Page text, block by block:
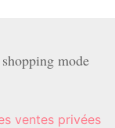
mode
ventes privées